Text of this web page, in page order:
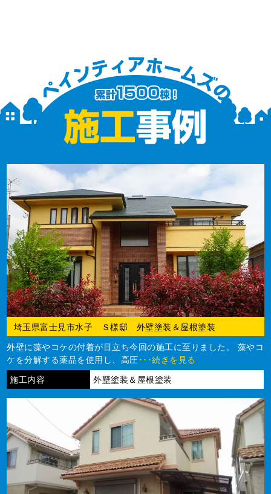
埼玉県富士見市水子 Ｓ様邸 外壁塗装＆屋根塗装
外壁に藻やコケの付着が目立ち今回の施工に至りました。 藻やコ
ケを分解する薬品を使用し、高圧･･･続きを見る
施工内容
外壁塗装＆屋根塗装